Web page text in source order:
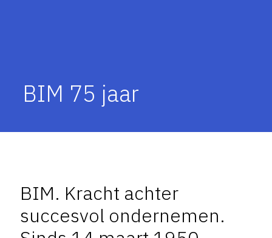
BIM 75 jaar
BIM. Kracht achter
succesvol ondernemen.